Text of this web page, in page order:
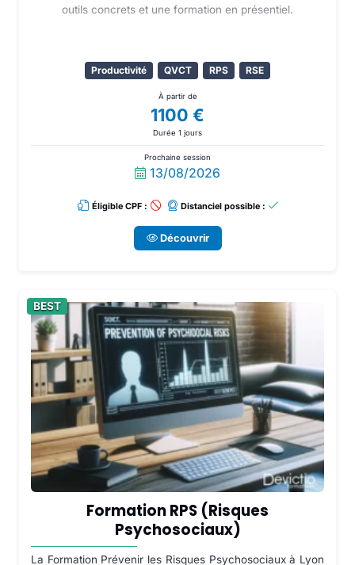
outils concrets et une formation en présentiel.
Productivité QVCT RPS RSE
À partir de
1100 €
Durée 1 jours
Prochaine session
13/08/2026
Éligible CPF : Distanciel possible :
Découvrir
BEST
Formation RPS (Risques
Psychosociaux)
La Formation Prévenir les Risques Psychosociaux à Lyon